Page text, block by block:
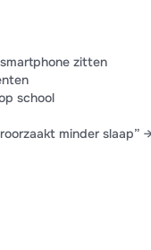
zitten
school
minder slaap”